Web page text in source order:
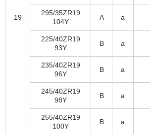
19
295/35ZR19
104Y
A a
225/40ZR19
93Y
B a
235/40ZR19
96Y
B a
245/40ZR19
98Y
B a
255/40ZR19
100Y
B a